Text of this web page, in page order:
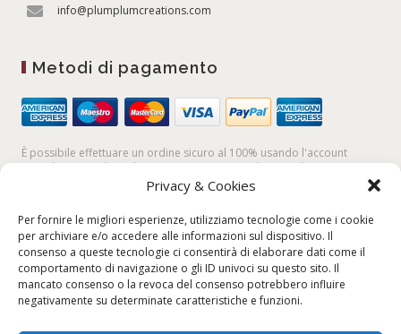
Privacy & Cookies
Per fornire le migliori esperienze, utilizziamo tecnologie come i cookie
per archiviare e/o accedere alle informazioni sul dispositivo. Il
consenso a queste tecnologie ci consentirà di elaborare dati come il
comportamento di navigazione o gli ID univoci su questo sito. Il
mancato consenso o la revoca del consenso potrebbero influire
negativamente su determinate caratteristiche e funzioni.
info@plumplumcreations.com
Metodi di pagamento
È possibile effettuare un ordine sicuro al 100% usando l'account
PayPal,lacarta di credito, oppure facendo unbonifico bancario